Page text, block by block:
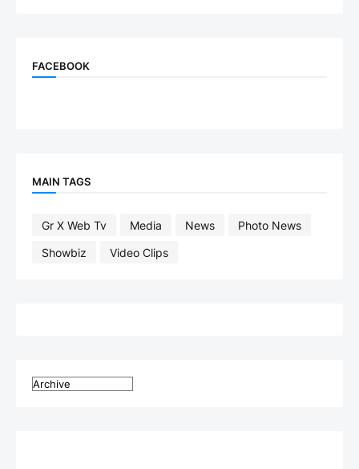
FACEBOOK
MAIN TAGS
Gr X Web Tv Media News
Photo News
Showbiz
Video Clips